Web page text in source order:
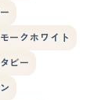
ークホワイト
ビー